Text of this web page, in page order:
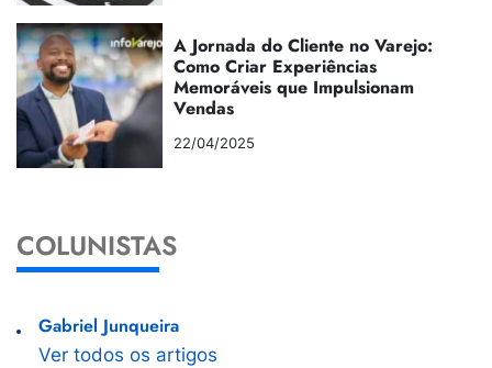
A Jornada do Cliente no Varejo:
Como Criar Experiências
Memoráveis que Impulsionam
Vendas
22/04/2025
COLUNISTAS
Gabriel Junqueira
Ver todos os artigos